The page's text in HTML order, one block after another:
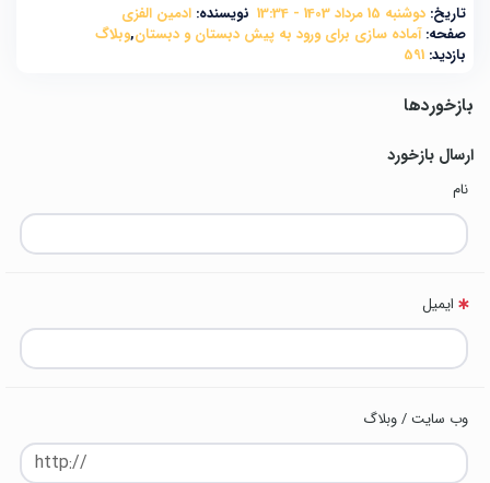
تاریخ: دوشنبه 15 مرداد 1403 - 13:34 نویسنده: ادمین الفزی
صفحه:آماده سازی برای ورود به پیش دبستان و دبستان,وبلاگ
بازدید: 591
بازخوردها
ارسال بازخورد
نام
ایمیل
وب سایت / وبلاگ